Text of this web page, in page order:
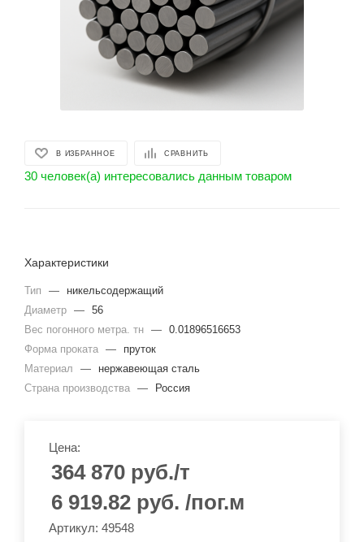
В ИЗБРАННОЕ СРАВНИТЬ
30 человек(а) интересовались данным товаром
Характеристики
Тип —
никельсодержащий
Диаметр — 56
Вес погонного метра. тн — 0.01896516653
Форма проката —
пруток
Материал
—
нержавеющая сталь
Страна производства — Россия
Цена:
364 870 руб./т
6 919.82 руб. /пог.м
Артикул: 49548